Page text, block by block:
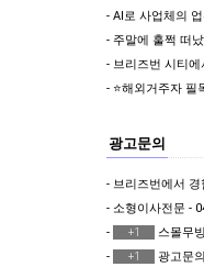
광고문의
- 소형이사전문 -
-
+1
스몰무
-
+1
광고문의